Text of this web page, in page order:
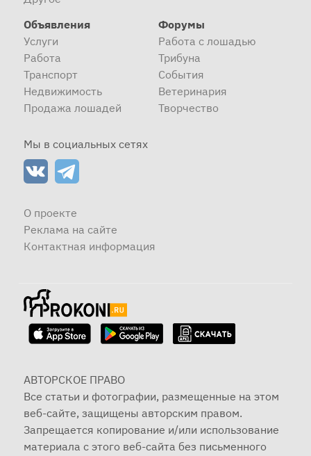
Объявления
Услуги
Работа
Транспорт
Недвижимость
Продажа лошадей
Форумы
Работа с лошадью
Трибуна
События
Ветеринария
Творчество
Мы в социальных сетях
О проекте
Реклама на сайте
Контактная информация
АВТОРСКОЕ ПРАВО
Все статьи и фотографии, размещенные на этом
веб-сайте, защищены авторским правом.
Запрещается копирование и/или использование
материала с этого веб-сайта без письменного